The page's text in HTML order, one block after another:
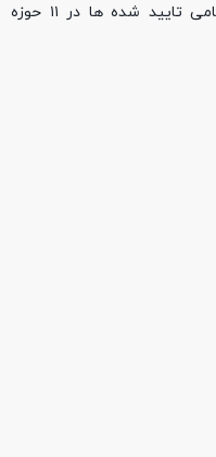
بر اساس شنیده ها از منابع موثق اسامی تایید شده ها در ۱۱ حوزه